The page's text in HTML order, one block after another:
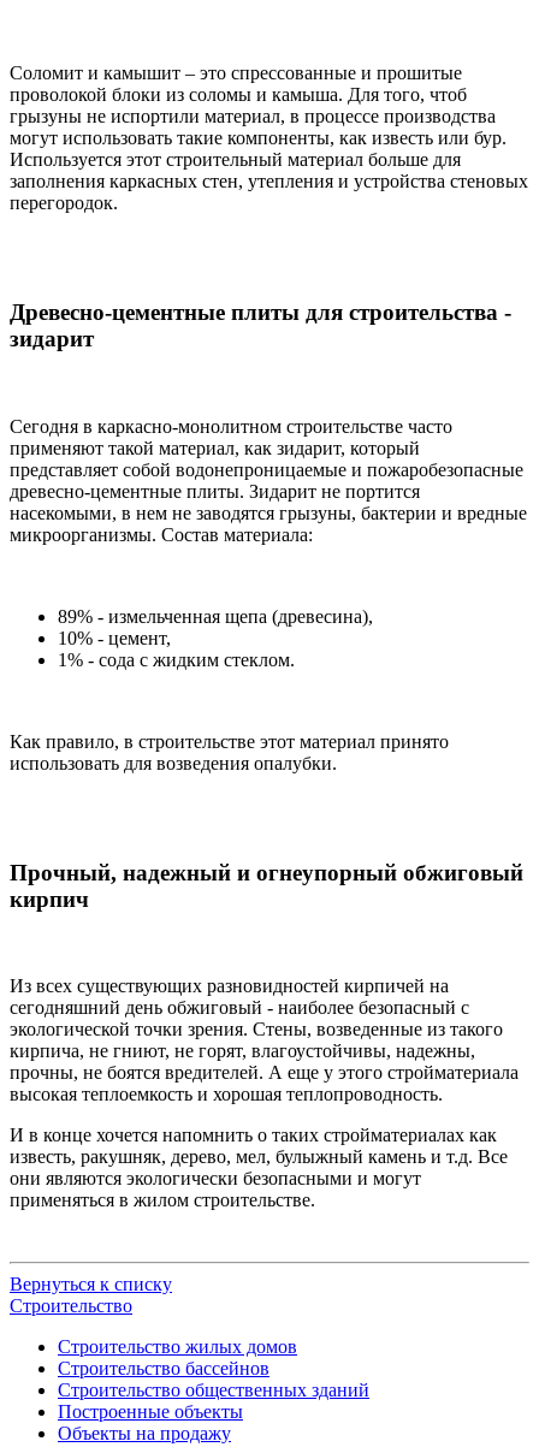
Соломит и камышит – это спрессованные и прошитые
проволокой блоки из соломы и камыша. Для того, чтоб
грызуны не испортили материал, в процессе производства
могут использовать такие компоненты, как известь или бур.
Используется этот строительный материал больше для
заполнения каркасных стен, утепления и устройства стеновых
перегородок.
Древесно-цементные плиты для строительства -
зидарит
Сегодня в каркасно-монолитном строительстве часто
применяют такой материал, как зидарит, который
представляет собой водонепроницаемые и пожаробезопасные
древесно-цементные плиты. Зидарит не портится
насекомыми, в нем не заводятся грызуны, бактерии и вредные
микроорганизмы. Состав материала:
89% - измельченная щепа (древесина),
10% - цемент,
1% - сода с жидким стеклом.
Как правило, в строительстве этот материал принято
использовать для возведения опалубки.
Прочный, надежный и огнеупорный обжиговый
кирпич
Из всех существующих разновидностей кирпичей на
сегодняшний день обжиговый - наиболее безопасный с
экологической точки зрения. Стены, возведенные из такого
кирпича, не гниют, не горят, влагоустойчивы, надежны,
прочны, не боятся вредителей. А еще у этого стройматериала
высокая теплоемкость и хорошая теплопроводность.
И в конце хочется напомнить о таких стройматериалах как
известь, ракушняк, дерево, мел, булыжный камень и т.д. Все
они являются экологически безопасными и могут
применяться в жилом строительстве.
Вернуться к списку
Строительство
Строительство жилых домов
Строительство бассейнов
Строительство общественных зданий
Построенные объекты
Объекты на продажу